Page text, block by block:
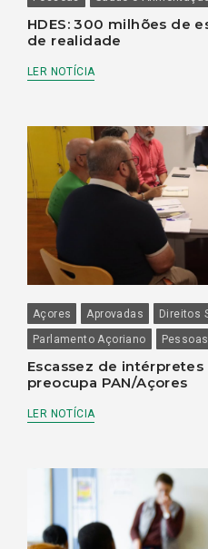
HDES: 300 milhões de
de realidade
LER NOTÍCIA
Açores Aprovadas Direitos
Parlamento Açoriano
Pessoas
Escassez de
preocupa PAN/Açores
LER NOTÍCIA